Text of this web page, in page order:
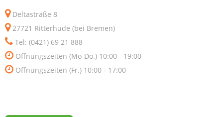
Deltastraße 8
27721 Ritterhude (bei Bremen)
Tel: (0421) 69 21 888
Öffnungszeiten (Mo-Do.) 10:00 - 19:00
Öffnungszeiten (Fr.) 10:00 - 17:00